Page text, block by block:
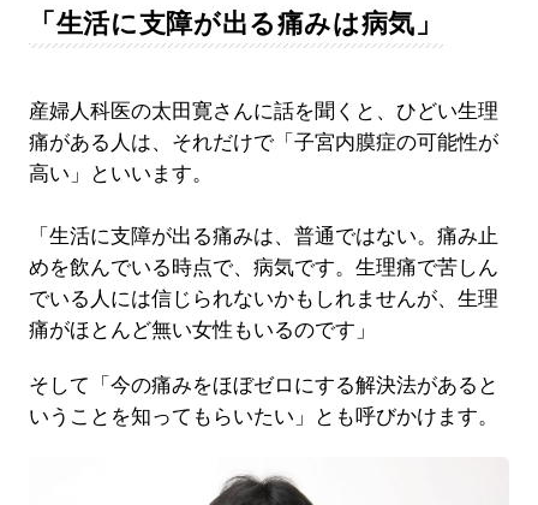
「生活に支障が出る痛みは病気」
産婦人科医の太田寛さんに話を聞くと、ひどい生理
痛がある人は、それだけで「子宮内膜症の可能性が
高い」といいます。
「生活に支障が出る痛みは、普通ではない。痛み止
めを飲んでいる時点で、病気です。生理痛で苦しん
でいる人には信じられないかもしれませんが、生理
痛がほとんど無い女性もいるのです」
そして「今の痛みをほぼゼロにする解決法があると
いうことを知ってもらいたい」とも呼びかけます。